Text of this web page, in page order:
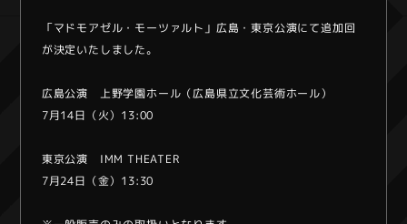
「マドモアゼル・モーツァルト」広島・東京公演にて追加回
が決定いたしました。
広島公演 上野学園ホール（広島県立文化芸術ホール）
7月14日（火）13:00
東京公演 IMM THEATER
7月24日（金）13:30